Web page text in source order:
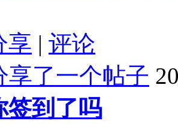
享 | 评论
享了一个帖子
签到了吗